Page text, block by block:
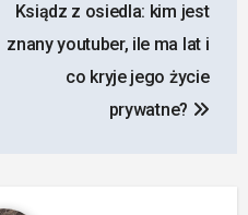
Ksiądz z osiedla: kim jest
znany youtuber, ile ma lat i
co kryje jego życie
prywatne?